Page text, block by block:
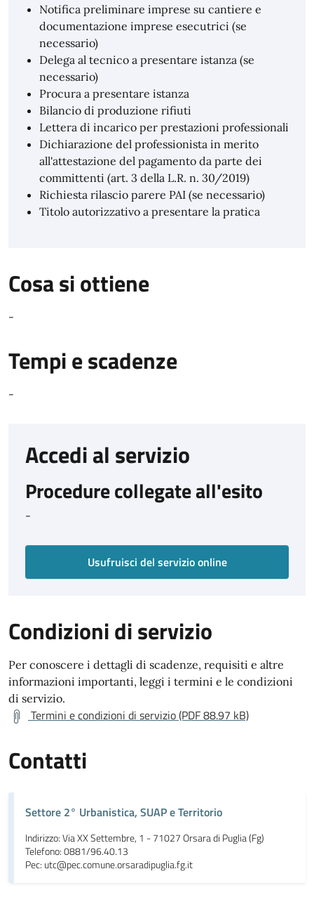
Notifica preliminare imprese su cantiere e
documentazione imprese esecutrici (se
necessario)
Delega al tecnico a presentare istanza (se
necessario)
Procura a presentare istanza
Bilancio di produzione rifiuti
Lettera di incarico per prestazioni professionali
Dichiarazione del professionista in merito
all'attestazione del pagamento da parte dei
committenti (art. 3 della L.R. n. 30/2019)
Richiesta rilascio parere PAI (se necessario)
Titolo autorizzativo a presentare la pratica
Cosa si ottiene
-
Tempi e scadenze
-
Accedi al servizio
Procedure collegate all'esito
-
Usufruisci del servizio online
Condizioni di servizio
Per conoscere i dettagli di scadenze, requisiti e altre
informazioni importanti, leggi i termini e le condizioni
di servizio.
Termini e condizioni di servizio (PDF 88.97 kB)
Contatti
Settore 2° Urbanistica, SUAP e Territorio
Indirizzo: Via XX Settembre, 1 - 71027 Orsara di Puglia (Fg)
Telefono: 0881/96.40.13
Pec: utc@pec.comune.orsaradipuglia.fg.it